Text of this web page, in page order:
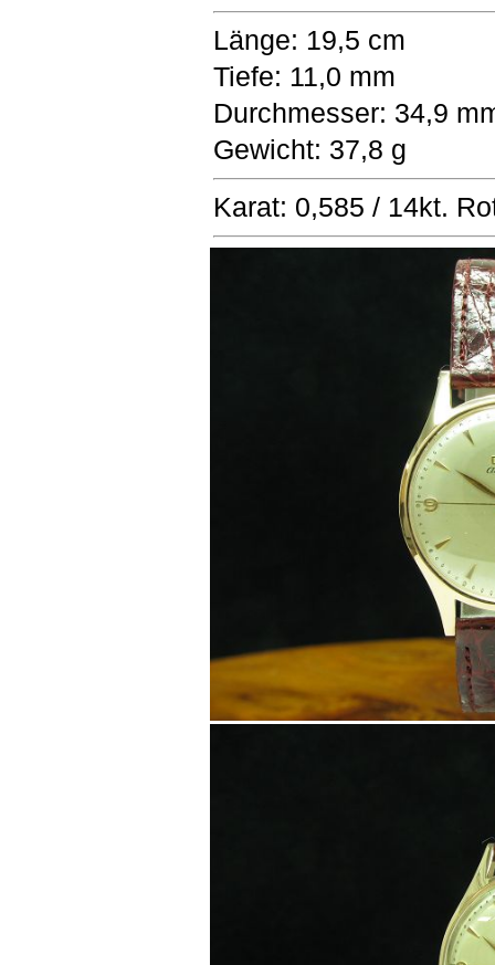
Länge: 19,5 cm
Tiefe: 11,0 mm
Durchmesser: 34,9
Gewicht: 37,8 g
Karat: 0,585 / 14kt.